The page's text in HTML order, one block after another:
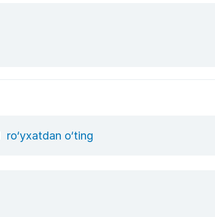
ro‘yxatdan o‘ting